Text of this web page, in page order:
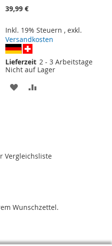
39,99 €
Inkl. 19% Steuern ,exkl.
Versandkosten
Lieferzeit 2 - 3 Arbeitstage
Nicht auf Lager
ZUR
Vergleichsliste
Wunschzettel.